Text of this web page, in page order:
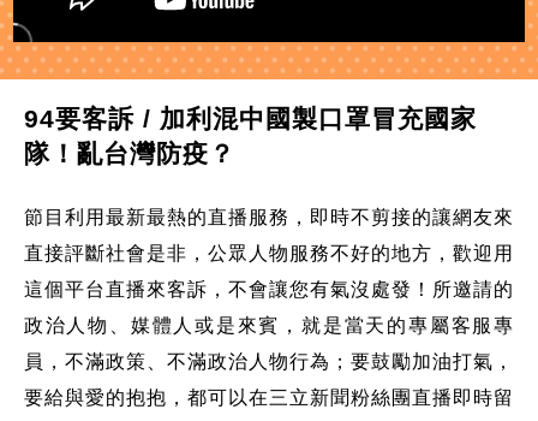
94要客訴 / 加利混中國製口罩冒充國家
隊！亂台灣防疫？
節目利用最新最熱的直播服務，即時不剪接的讓網友來
直接評斷社會是非，公眾人物服務不好的地方，歡迎用
這個平台直播來客訴，不會讓您有氣沒處發！所邀請的
政治人物、媒體人或是來賓，就是當天的專屬客服專
員，不滿政策、不滿政治人物行為；要鼓勵加油打氣，
要給與愛的抱抱，都可以在三立新聞粉絲團直播即時留